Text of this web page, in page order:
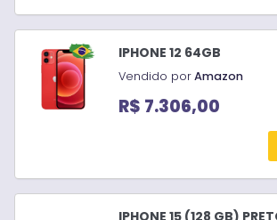
IPHONE 12 64GB
Vendido porAmazon
R$ 7.306,00
IPHONE 15 (128 GB)